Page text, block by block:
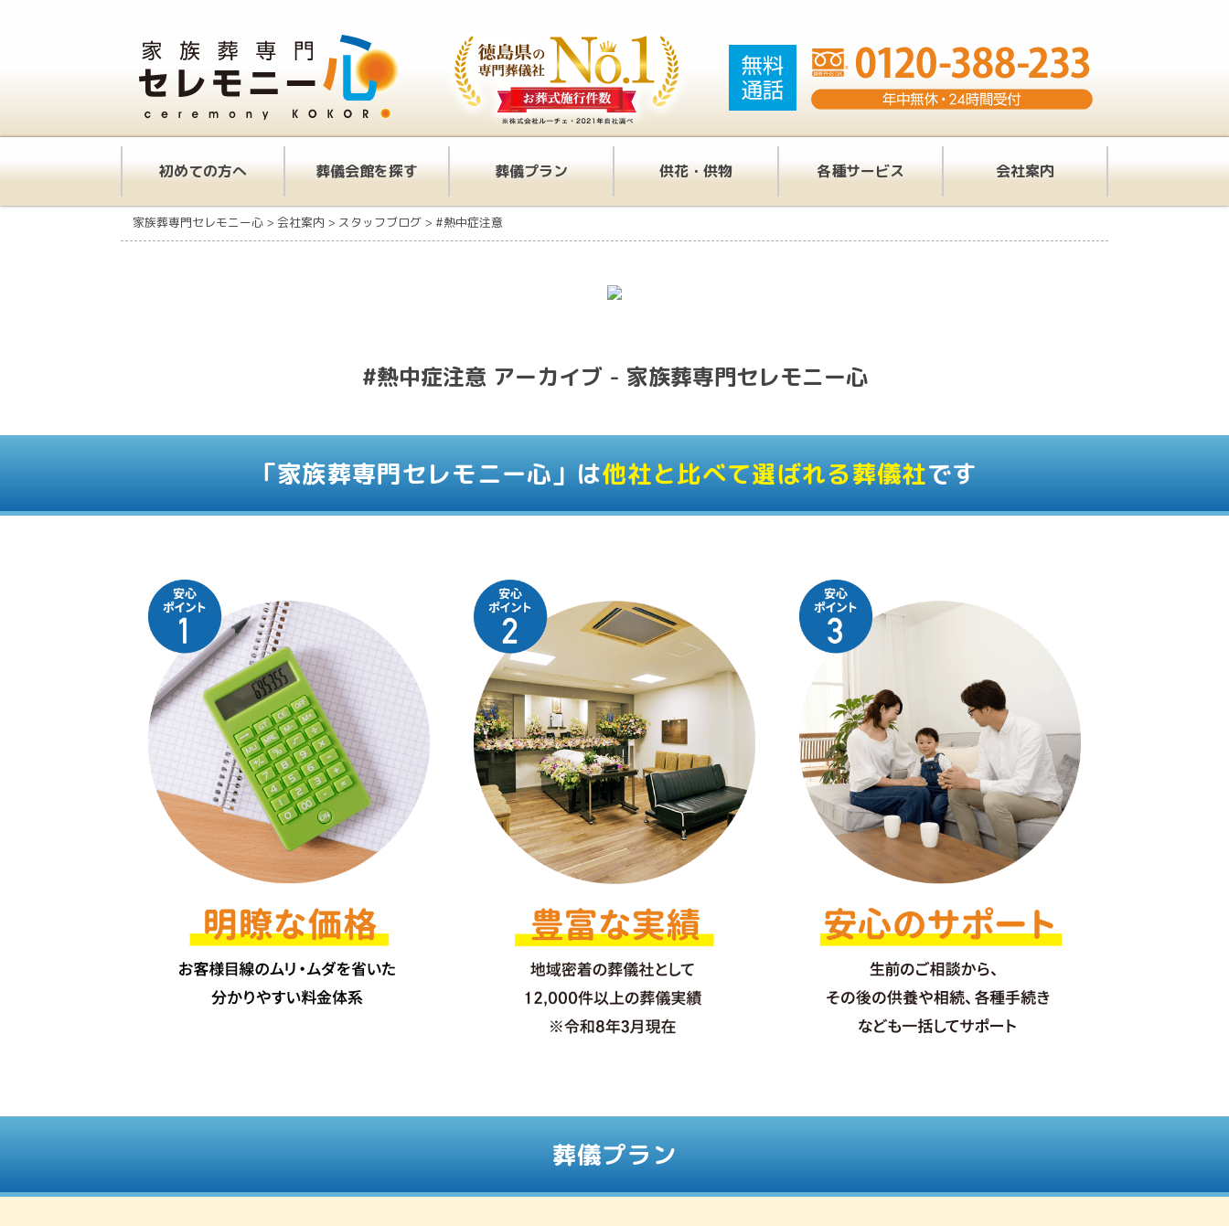
初めての方へ 葬儀会館を探す 葬儀プラン 供花・供物 各種サービス 会社案内
家族葬専門セレモニー心> 会社案内 > スタッフブログ> #熱中症注意
#熱中症注意 アーカイブ - 家族葬専門セレモニー心
「家族葬専門セレモニー心」は他社と比べて選ばれる葬儀社です
葬儀プラン